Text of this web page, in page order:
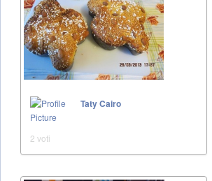
Taty Cairo
2 voti